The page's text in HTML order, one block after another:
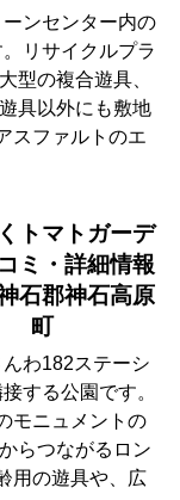
ンセンター内の
リサイクルプラ
型の複合遊具、
具以外にも敷地
スファルトのエ
トマトガーデ
ミ・詳細情報
石郡神石高原
町
わ182ステーシ
する公園です。
モニュメントの
らつながるロン
用の遊具や、広